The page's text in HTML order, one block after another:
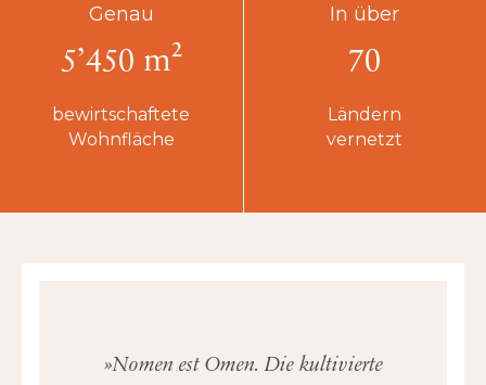
Genau
5’450 m²
bewirtschaftete
Wohnfläche
In über
70
Ländern
vernetzt
Nomen est Omen. Die kultivierte